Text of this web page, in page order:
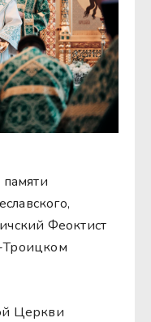
Феоктист
Троицком
Церкви